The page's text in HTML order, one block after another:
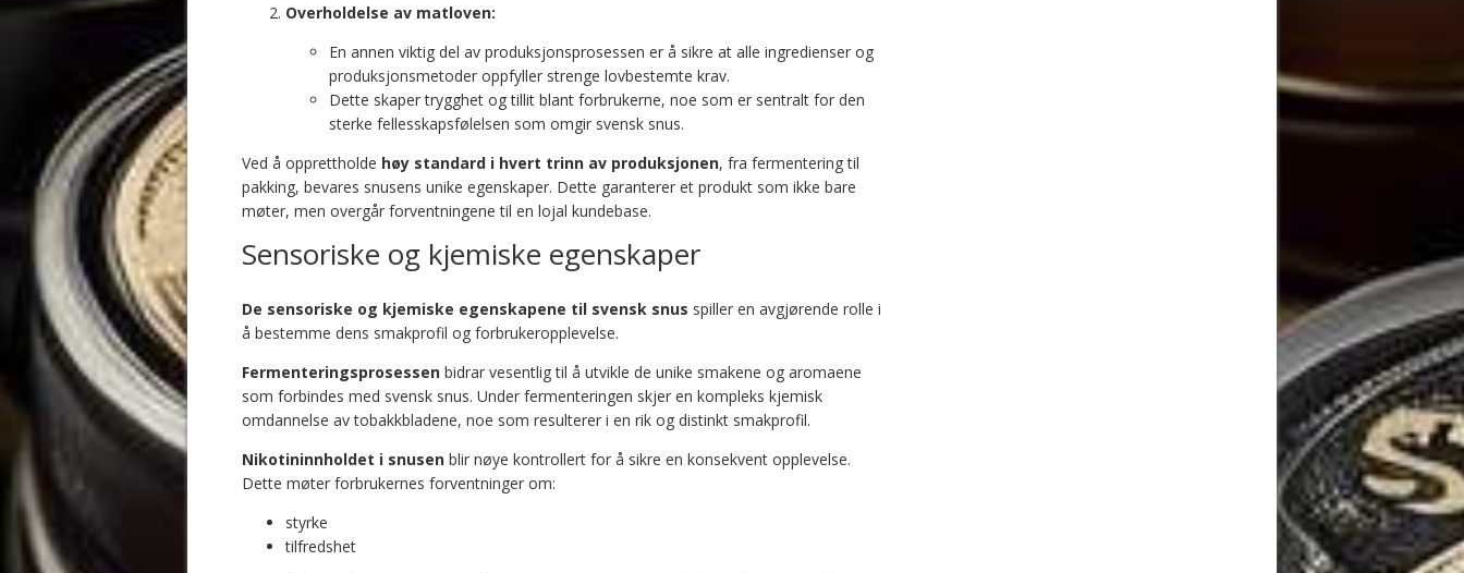
Overholdelse av matloven:
En annen viktig del av produksjonsprosessen er å sikre at alle ingredienser og
produksjonsmetoder oppfyller strenge lovbestemte krav.
Dette skaper trygghet og tillit blant forbrukerne, noe som er sentralt for den
sterke fellesskapsfølelsen som omgir svensk snus.
Ved å opprettholde høy standard i hvert trinn av produksjonen, fra fermentering til
pakking, bevares snusens unike egenskaper. Dette garanterer et produkt som ikke bare
møter, men overgår forventningene til en lojal kundebase.
Sensoriske og kjemiske egenskaper
De sensoriske og kjemiske egenskapene til svensk snus spiller en avgjørende rolle i
å bestemme dens smakprofil og forbrukeropplevelse.
Fermenteringsprosessen bidrar vesentlig til å utvikle de unike smakene og aromaene
som forbindes med svensk snus. Under fermenteringen skjer en kompleks kjemisk
omdannelse av tobakkbladene, noe som resulterer i en rik og distinkt smakprofil.
Nikotininnholdet i snusen blir nøye kontrollert for å sikre en konsekvent opplevelse.
Dette møter forbrukernes forventninger om:
styrke
tilfredshet